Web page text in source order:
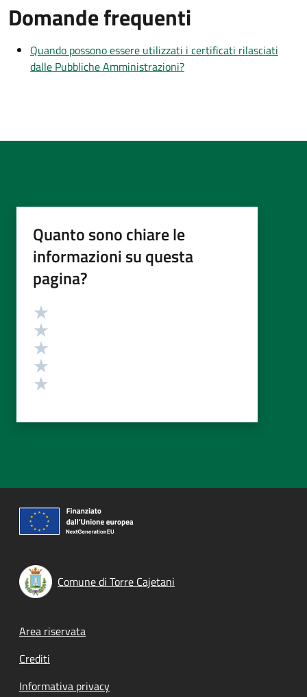
Domande frequenti
Quando possono essere utilizzati i certificati rilasciati
dalle Pubbliche Amministrazioni?
Quanto sono chiare le
informazioni su questa
pagina?
Valutazione
Comune di Torre Cajetani
Footer menu
Area riservata
Crediti
Informativa privacy